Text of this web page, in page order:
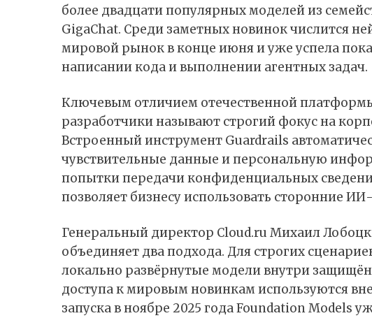
более двадцати популярных моделей из
GigaChat. Среди заметных новинок числится
мировой рынок в конце июня и уже успела
написании кода и выполнении агентных задач.
Ключевым отличием отечественной
разработчики называют строгий фокус на
Встроенный инструмент Guardrails
чувствительные данные и персональную
попытки передачи конфиденциальных
позволяет бизнесу использовать сторонние
Генеральный директор Cloud.ru Михаил
объединяет два подхода. Для строгих
локально развёрнутые модели внутри
доступа к мировым новинкам используются
запуска в ноябре 2025 года Foundation Models